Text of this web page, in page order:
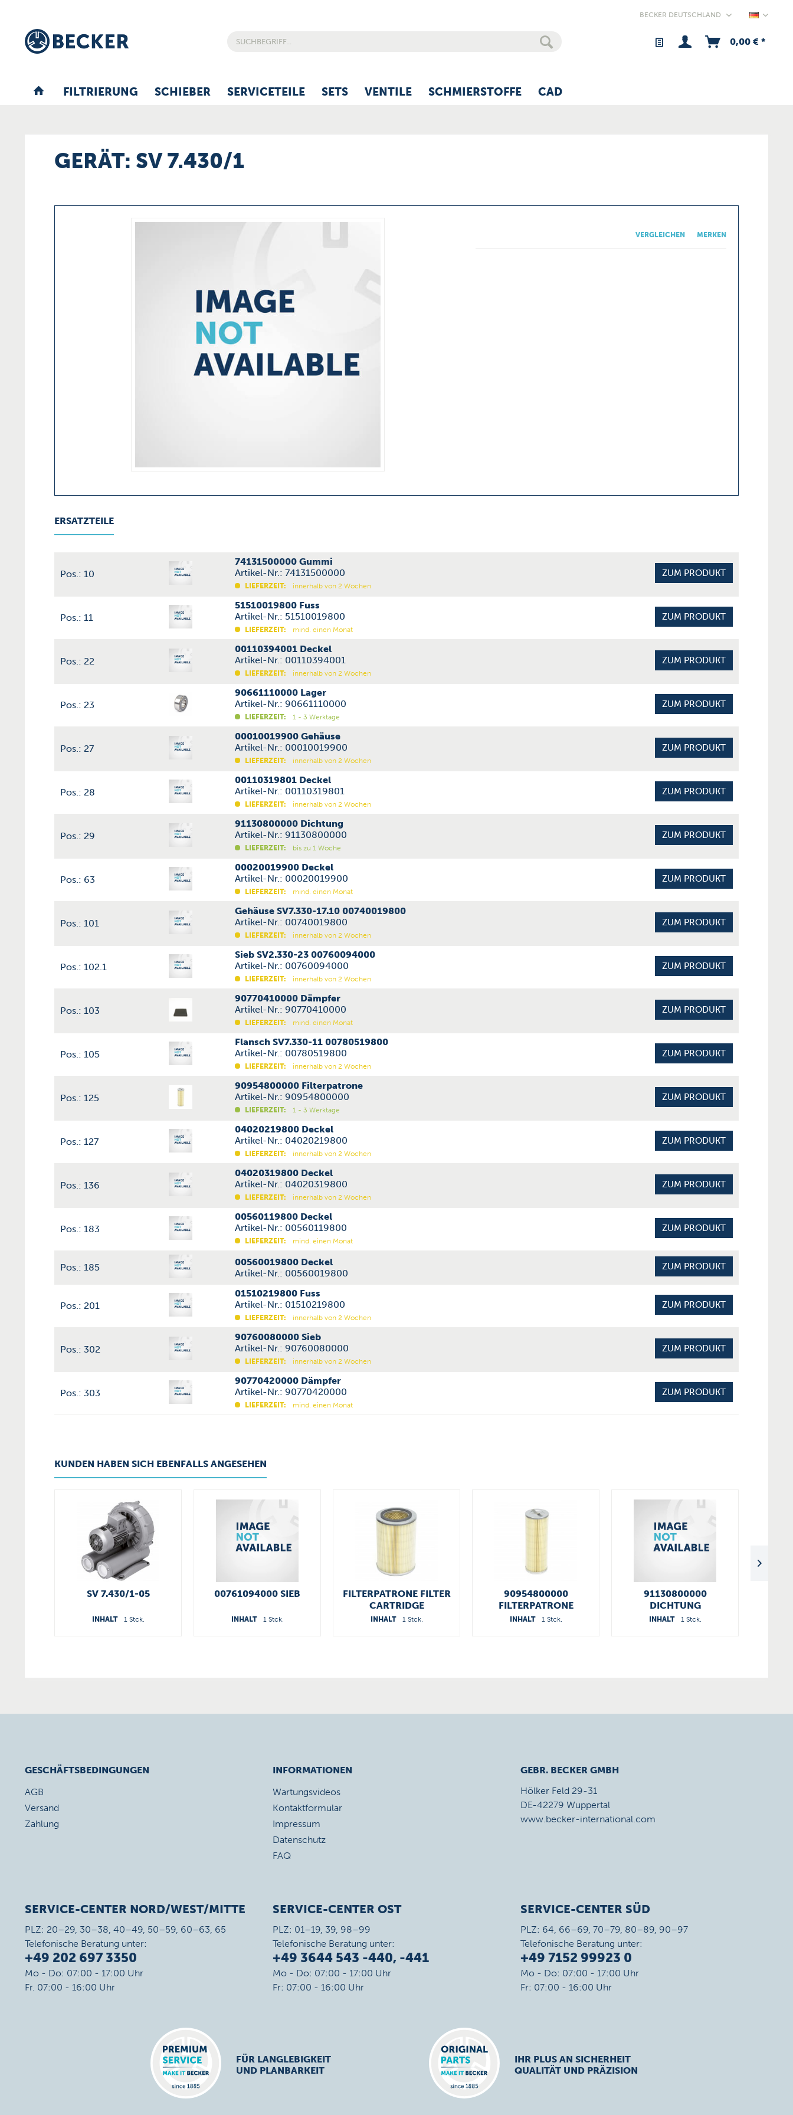
0,00 € *
FILTRIERUNG SCHIEBER SERVICETEILE SETS VENTILE SCHMIERSTOFFE CAD
GERÄT: SV 7.430/1
VERGLEICHEN MERKEN
ERSATZTEILE
Pos.: 10
74131500000 Gummi
Artikel-Nr.: 74131500000
LIEFERZEIT: innerhalb von 2 Wochen
ZUM PRODUKT
Pos.: 11
51510019800 Fuss
Artikel-Nr.: 51510019800
LIEFERZEIT: mind. einen Monat
ZUM PRODUKT
Pos.: 22
00110394001 Deckel
Artikel-Nr.: 00110394001
LIEFERZEIT: innerhalb von 2 Wochen
ZUM PRODUKT
Pos.: 23
90661110000 Lager
Artikel-Nr.: 90661110000
LIEFERZEIT: 1 - 3 Werktage
ZUM PRODUKT
Pos.: 27
00010019900 Gehäuse
Artikel-Nr.: 00010019900
LIEFERZEIT: innerhalb von 2 Wochen
ZUM PRODUKT
Pos.: 28
00110319801 Deckel
Artikel-Nr.: 00110319801
LIEFERZEIT: innerhalb von 2 Wochen
ZUM PRODUKT
Pos.: 29
91130800000 Dichtung
Artikel-Nr.: 91130800000
LIEFERZEIT: bis zu 1 Woche
ZUM PRODUKT
Pos.: 63
00020019900 Deckel
Artikel-Nr.: 00020019900
LIEFERZEIT: mind. einen Monat
ZUM PRODUKT
Pos.: 101
Gehäuse SV7.330-17.10 00740019800
Artikel-Nr.: 00740019800
LIEFERZEIT: innerhalb von 2 Wochen
ZUM PRODUKT
Pos.: 102.1
Sieb SV2.330-23 00760094000
Artikel-Nr.: 00760094000
LIEFERZEIT: innerhalb von 2 Wochen
ZUM PRODUKT
Pos.: 103
90770410000 Dämpfer
Artikel-Nr.: 90770410000
LIEFERZEIT: mind. einen Monat
ZUM PRODUKT
Pos.: 105
Flansch SV7.330-11 00780519800
Artikel-Nr.: 00780519800
LIEFERZEIT: innerhalb von 2 Wochen
ZUM PRODUKT
Pos.: 125
90954800000 Filterpatrone
Artikel-Nr.: 90954800000
LIEFERZEIT: 1 - 3 Werktage
ZUM PRODUKT
Pos.: 127
04020219800 Deckel
Artikel-Nr.: 04020219800
LIEFERZEIT: innerhalb von 2 Wochen
ZUM PRODUKT
Pos.: 136
04020319800 Deckel
Artikel-Nr.: 04020319800
LIEFERZEIT: innerhalb von 2 Wochen
ZUM PRODUKT
Pos.: 183
00560119800 Deckel
Artikel-Nr.: 00560119800
LIEFERZEIT: mind. einen Monat
ZUM PRODUKT
Pos.: 185
00560019800 Deckel
Artikel-Nr.: 00560019800
ZUM PRODUKT
Pos.: 201
01510219800 Fuss
Artikel-Nr.: 01510219800
LIEFERZEIT: innerhalb von 2 Wochen
ZUM PRODUKT
Pos.: 302
90760080000 Sieb
Artikel-Nr.: 90760080000
LIEFERZEIT: innerhalb von 2 Wochen
ZUM PRODUKT
Pos.: 303
90770420000 Dämpfer
Artikel-Nr.: 90770420000
LIEFERZEIT: mind. einen Monat
ZUM PRODUKT
KUNDEN HABEN SICH EBENFALLS ANGESEHEN
SV 7.430/1-05
INHALT 1 Stck.
00761094000 SIEB
INHALT 1 Stck.
FILTERPATRONE FILTER
CARTRIDGE
84040110000
INHALT 1 Stck.
90954800000
FILTERPATRONE
INHALT 1 Stck.
91130800000
DICHTUNG
INHALT 1 Stck.
GESCHÄFTSBEDINGUNGEN
AGB
Versand
Zahlung
INFORMATIONEN
Wartungsvideos
Kontaktformular
Impressum
Datenschutz
FAQ
GEBR. BECKER GMBH
Hölker Feld 29-31
DE-42279 Wuppertal
www.becker-international.com
SERVICE-CENTER NORD/WEST/MITTE
PLZ: 20–29, 30–38, 40–49, 50–59, 60–63, 65
Telefonische Beratung unter:
+49 202 697 3350
Mo - Do: 07:00 - 17:00 Uhr
Fr. 07:00 - 16:00 Uhr
SERVICE-CENTER OST
PLZ: 01–19, 39, 98–99
Telefonische Beratung unter:
+49 3644 543 -440, -441
Mo - Do: 07:00 - 17:00 Uhr
Fr: 07:00 - 16:00 Uhr
SERVICE-CENTER SÜD
PLZ: 64, 66–69, 70–79, 80–89, 90–97
Telefonische Beratung unter:
+49 7152 99923 0
Mo - Do: 07:00 - 17:00 Uhr
Fr: 07:00 - 16:00 Uhr
FÜR LANGLEBIGKEIT
UND PLANBARKEIT
IHR PLUS AN SICHERHEIT
QUALITÄT UND PRÄZISION